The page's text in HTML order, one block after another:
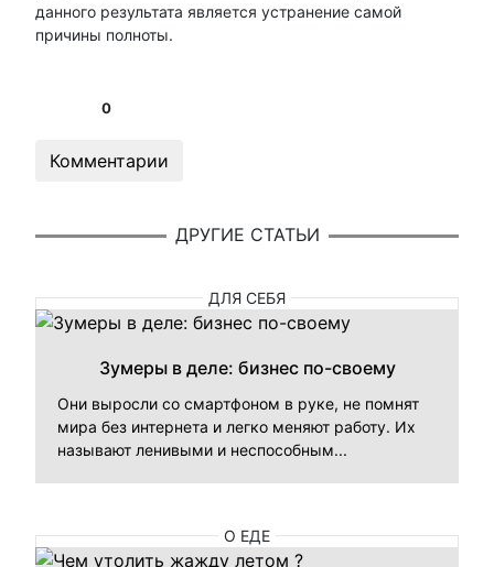
данного результата является устранение самой
причины полноты.
0
Комментарии
ДРУГИЕ СТАТЬИ
ДЛЯ СЕБЯ
Зумеры в деле: бизнес по-своему
Они выросли со смартфоном в руке, не помнят
мира без интернета и легко меняют работу. Их
называют ленивыми и неспособным...
О ЕДЕ